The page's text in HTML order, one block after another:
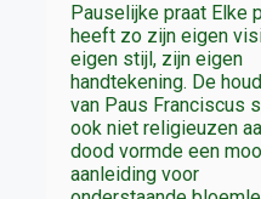
Pauselijke praat Elke
heeft zo zijn eigen
eigen stijl, zijn eigen
handtekening. De
van Paus Franciscus
ook niet religieuzen
dood vormde een
aanleiding voor